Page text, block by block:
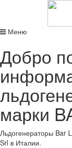
Меню
Добро
марки
Льдогенераторы Bar
Srl в Италии.